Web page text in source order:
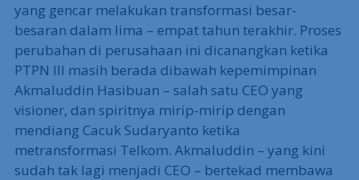
yang gencar melakukan transformasi besar-
besaran dalam lima – empat tahun terakhir. Proses
perubahan di perusahaan ini dicanangkan ketika
PTPN III masih berada dibawah kepemimpinan
Akmaluddin Hasibuan – salah satu CEO yang
visioner, dan spiritnya mirip-mirip dengan
mendiang Cacuk Sudaryanto ketika
metransformasi Telkom. Akmaluddin – yang kini
sudah tak lagi menjadi CEO – bertekad membawa